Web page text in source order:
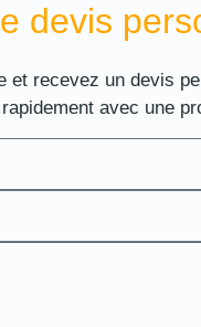
devis
et recevez un devis
avec une